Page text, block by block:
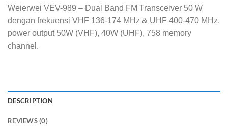
Weierwei VEV-989 – Dual Band FM Transceiver 50 W
dengan frekuensi VHF 136-174 MHz & UHF 400-470 MHz,
power output 50W (VHF), 40W (UHF), 758 memory
channel.
DESCRIPTION
REVIEWS (0)